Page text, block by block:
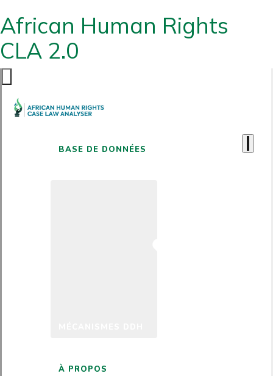
African Human Rights
CLA 2.0
BASE DE DONNÉES
À PROPOS